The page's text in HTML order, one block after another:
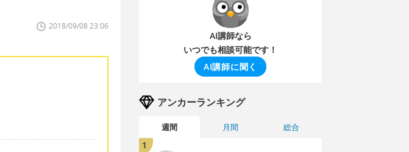
2018/09/08 23:06
AI講師なら
いつでも相談可能です！
AI講師に聞く
アンカーランキング
週間 月間 総合
1